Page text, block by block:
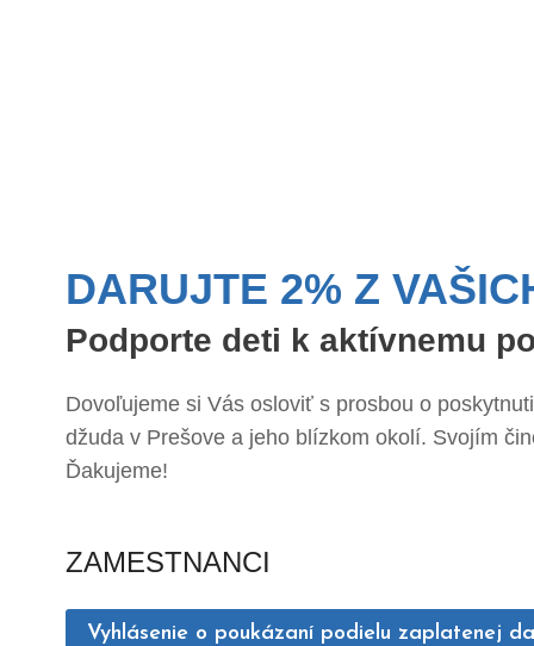
DARUJTE 2% Z
Podporte deti k aktívnemu
Dovoľujeme si Vás osloviť s prosbou o
džuda v Prešove a jeho blízkom okolí. Svojím
Ďakujeme!
ZAMESTNANCI
Vyhlásenie o poukázaní podielu zaplatenej